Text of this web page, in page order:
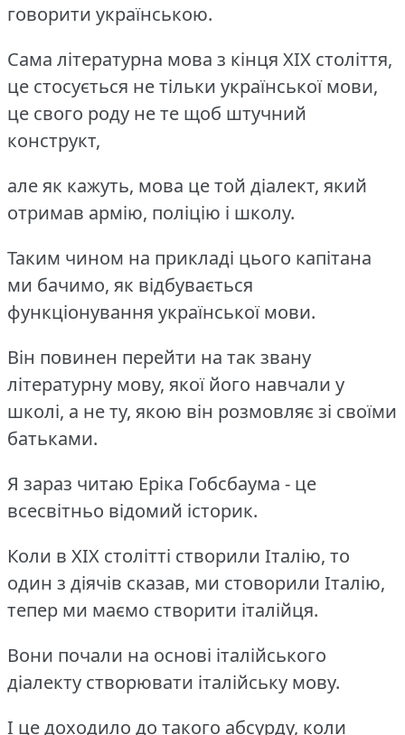
говорити українською.
Сама літературна мова з кінця ХІХ століття,
це стосується не тільки української мови,
це свого роду не те щоб штучний
конструкт,
але як кажуть, мова це той діалект, який
отримав армію, поліцію і школу.
Таким чином на прикладі цього капітана
ми бачимо, як відбувається
функціонування української мови.
Він повинен перейти на так звану
літературну мову, якої його навчали у
школі, а не ту, якою він розмовляє зі своїми
батьками.
Я зараз читаю Еріка Гобсбаума - це
всесвітньо відомий історик.
Коли в ХІХ столітті створили Італію, то
один з діячів сказав, ми стоворили Італію,
тепер ми маємо створити італійця.
Вони почали на основі італійського
діалекту створювати італійську мову.
І це доходило до такого абсурду, коли